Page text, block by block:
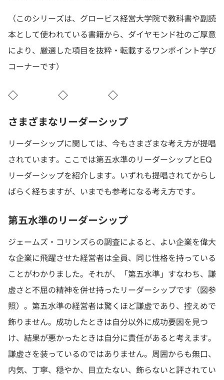
（このシリーズは、グロービス経営大学院で教科書や副読
本として使われている書籍から、ダイヤモンド社のご厚意
により、厳選した項目を抜粋・転載するワンポイント学び
コーナーです）
◇ ◇ ◇
さまざまなリーダーシップ
リーダーシップに関しては、今もさまざまな考え方が提唱
されています。ここでは第五水準のリーダーシップとEQ
リーダーシップを紹介します。いずれも提唱されてからし
ばらく経ちますが、いまでも参考になる考え方です。
第五水準のリーダーシップ
ジェームズ・コリンズらの調査によると、よい企業を偉大
な企業に飛躍させた経営者は全員、同じ性格を持っている
ことがわかりました。それが、「第五水準」すなわち、謙
虚さと不屈の精神を併せ持ったリーダーシップです（図参
照）。第五水準の経営者は驚くほど謙虚であり、控えめで
飾りません。成功したときは自分以外に成功要因を見つ
け、結果が悪かったときは自分に責任があると考えます。
謙虚さを装っているのではありません。周囲からも無口、
内気、丁寧、穏やか、目立たない、飾らないと評されてい